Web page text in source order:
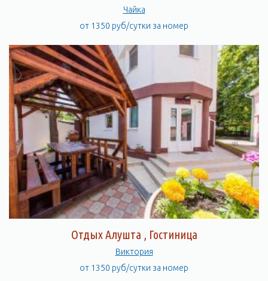
Чайка
от 1350 руб/сутки за номер
Отдых Алушта , Гостиница
Виктория
от 1350 руб/сутки за номер